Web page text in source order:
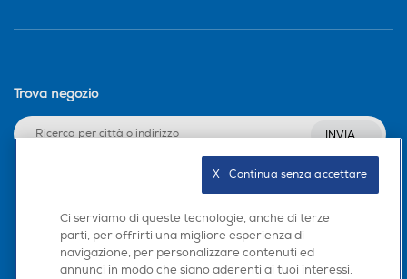
Trova negozio
INVIA
Ci serviamo di queste tecnologie, anche di terze
parti, per offrirti una migliore esperienza di
navigazione, per personalizzare contenuti ed
annunci in modo che siano aderenti ai tuoi interessi,
X   Continua senza accettare